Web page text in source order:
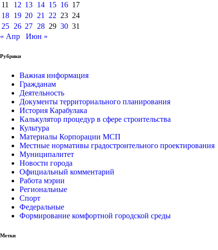
11
12 13 14 15 16 17
18 19 20 21 22 23 24
25 26 27 28 29 30 31
« Апр
Июн »
Рубрики
Важная информация
Гражданам
Деятельность
Документы территориального планирования
История Карабулака
Калькулятор процедур в сфере строительства
Культура
Материалы Корпорации МСП
Местные нормативы градостроительного проектирования
Муниципалитет
Новости города
Официальный комментарий
Работа мэрии
Региональные
Спорт
Федеральные
Формирование комфортной городской среды
Метки